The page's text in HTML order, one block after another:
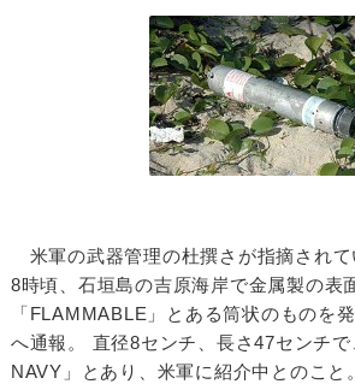
米軍の武器管理の杜撰さが指摘されて
8時頃、石垣島の吉原海岸で金属製の表
「FLAMMABLE」とある筒状のものを
へ通報。 直径8センチ、長さ47センチ
NAVY」とあり、米軍に紹介中とのこと